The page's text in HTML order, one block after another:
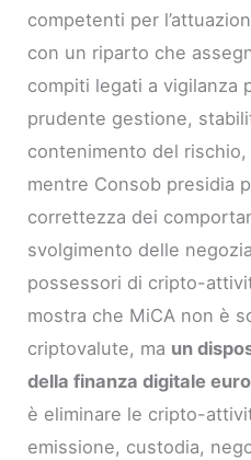
competenti per
con un riparto che
compiti legati a vigilanza
prudente gestione,
contenimento del rischio,
mentre Consob presidia
correttezza dei
svolgimento delle
possessori di cripto-
mostra che MiCA non è
criptovalute, ma un
della finanza digitale
è eliminare le cripto-
emissione, custodia,